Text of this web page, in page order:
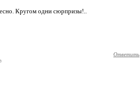
Кругом одни сюрпризы!..
Ответить